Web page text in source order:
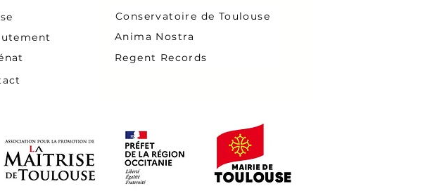
Conservatoire de Toulouse
Anima Nostra
Regent Records